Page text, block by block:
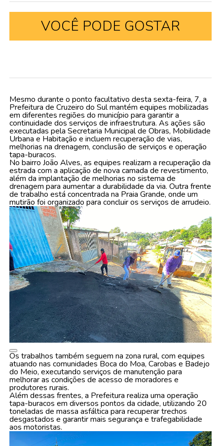
VOCÊ PODE GOSTAR
Mesmo durante o ponto facultativo desta sexta-feira, 7, a
Prefeitura de Cruzeiro do Sul mantém equipes mobilizadas
em diferentes regiões do município para garantir a
continuidade dos serviços de infraestrutura. As ações são
executadas pela Secretaria Municipal de Obras, Mobilidade
Urbana e Habitação e incluem recuperação de vias,
melhorias na drenagem, conclusão de serviços e operação
tapa-buracos.
No bairro João Alves, as equipes realizam a recuperação da
estrada com a aplicação de nova camada de revestimento,
além da implantação de melhorias no sistema de
drenagem para aumentar a durabilidade da via. Outra frente
de trabalho está concentrada na Praia Grande, onde um
mutirão foi organizado para concluir os serviços de arrudeio.
Os trabalhos também seguem na zona rural, com equipes
atuando nas comunidades Boca do Moa, Carobas e Badejo
do Meio, executando serviços de manutenção para
melhorar as condições de acesso de moradores e
produtores rurais.
Além dessas frentes, a Prefeitura realiza uma operação
tapa-buracos em diversos pontos da cidade, utilizando 20
toneladas de massa asfáltica para recuperar trechos
desgastados e garantir mais segurança e trafegabilidade
aos motoristas.